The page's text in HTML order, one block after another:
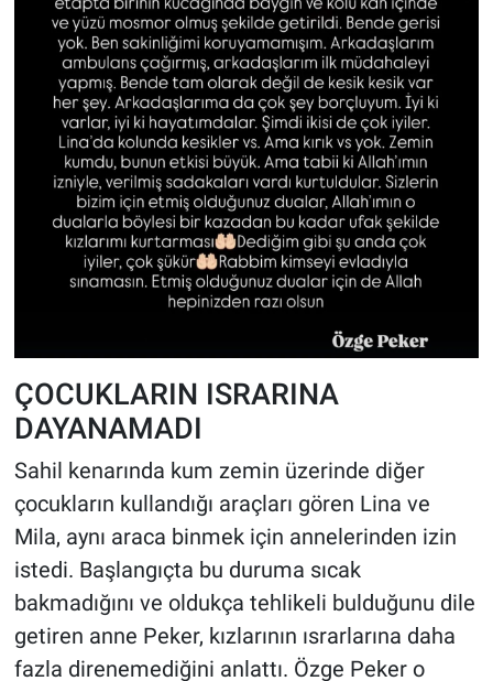
ÇOCUKLARIN ISRARINA
DAYANAMADI
Sahil kenarında kum zemin üzerinde diğer
çocukların kullandığı araçları gören Lina ve
Mila, aynı araca binmek için annelerinden izin
istedi. Başlangıçta bu duruma sıcak
bakmadığını ve oldukça tehlikeli bulduğunu dile
getiren anne Peker, kızlarının ısrarlarına daha
fazla direnemediğini anlattı. Özge Peker o